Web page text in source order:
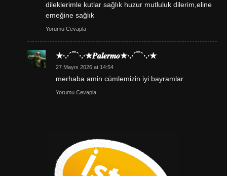
dileklerimle kutlar sağlık huzur mutluluk dilerim,eline
emeğine sağlık
Yorumu Cevapla
★·.·´¯`·.·★𝑷𝒂𝒍𝒆𝒓𝒎𝒐★·.·´¯`·.·★
27 Mayıs 2026 at 14:54
merhaba amin cümlemizin iyi bayramlar
Yorumu Cevapla